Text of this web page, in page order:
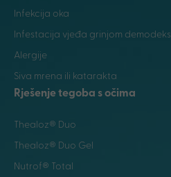
Infekcija oka
Infestacija vjeđa grinjom demodeks
Alergije
Siva mrena ili katarakta
Rješenje tegoba s očima
Thealoz® Duo
Thealoz® Duo Gel
Nutrof® Total